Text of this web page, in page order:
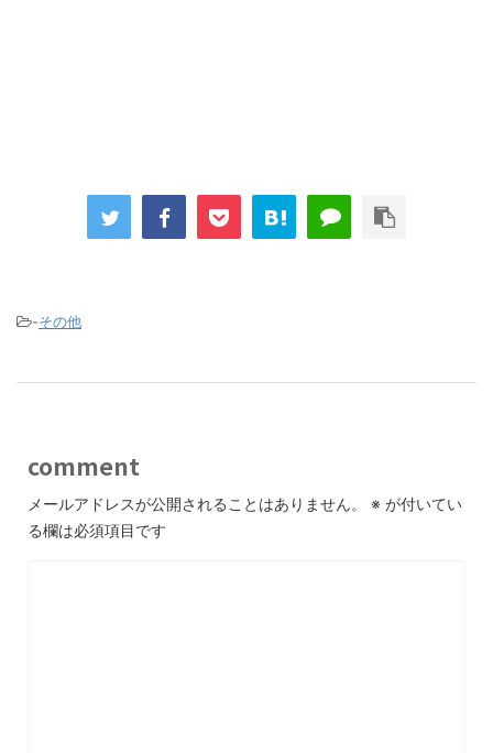
-その他
comment
メールアドレスが公開されることはありません。 ※ が付いてい
る欄は必須項目です